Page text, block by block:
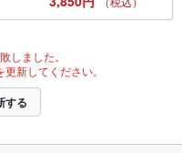
しました。
新してください。
する